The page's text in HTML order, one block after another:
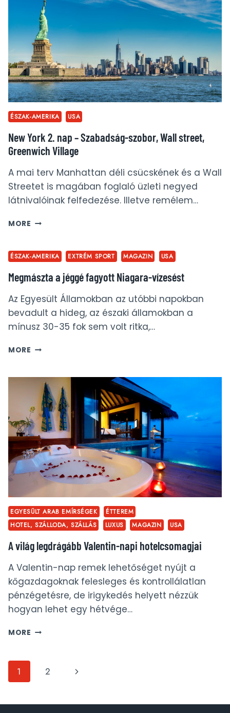
HARLEM,
CENTRAL
PARK,
5TH
AVENUE
ÉSZAK-AMERIKA USA
New York 2. nap – Szabadság-szobor, Wall street,
Greenwich Village
A mai terv Manhattan déli csücskének és a Wall
Streetet is magában foglaló üzleti negyed
látnivalóinak felfedezése. Illetve remélem…
MORE NEW
NAP
–
SZABADSÁG-
SZOBOR,
WALL
STREET,
GREENWICH
VILLAGE
ÉSZAK-AMERIKA EXTRÉM SPORT MAGAZIN USA
Megmászta a jéggé fagyott Niagara-vízesést
Az Egyesült Államokban az utóbbi napokban
bevadult a hideg, az északi államokban a
mínusz 30-35 fok sem volt ritka,…
MORE MEGMÁSZTA
FAGYOTT
NIAGARA-
VÍZESÉST
EGYESÜLT ARAB EMÍRSÉGEK
ÉTTEREM
HOTEL, SZÁLLODA, SZÁLLÁS
LUXUS MAGAZIN USA
A világ legdrágább Valentin-napi hotelcsomagjai
A Valentin-nap remek lehetőséget nyújt a
kőgazdagoknak felesleges és kontrollálatlan
pénzégetésre, de irigykedés helyett nézzük
hogyan lehet egy hétvége…
MORE A
NAPI
Page
1 2
Next